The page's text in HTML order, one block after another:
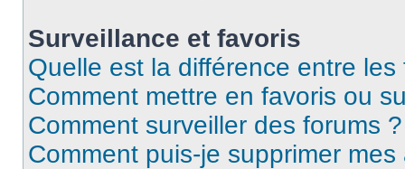
Surveillance et favoris
Quelle est la différence entre
Comment mettre en favoris ou
Comment surveiller des forums ?
Comment puis-je supprimer